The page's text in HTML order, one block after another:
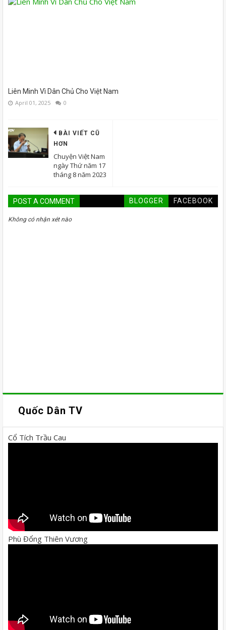
Liên Minh Vì Dân Chủ Cho Việt Nam
April 01, 2025 0
BÀI VIẾT CŨ
HƠN
Chuyện Việt Nam
ngày Thứ năm 17
tháng 8 năm 2023
POST A COMMENT BLOGGER FACEBOOK
Không có nhận xét nào
Quốc Dân TV
Cổ Tích Trầu Cau
Phù Đổng Thiên Vương